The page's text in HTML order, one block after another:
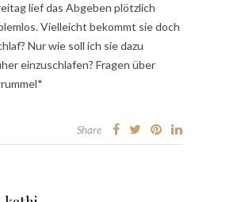
lief das Abgeben plötzlich
Vielleicht bekommt sie doch
Nur wie soll ich sie dazu
einzuschlafen? Fragen über
Share